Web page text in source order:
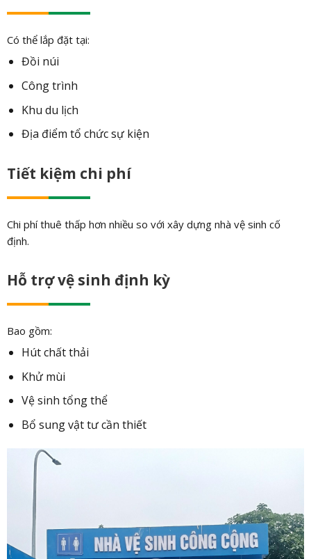
Có thể lắp đặt tại:
Đồi núi
Công trình
Khu du lịch
Địa điểm tổ chức sự kiện
Tiết kiệm chi phí
Chi phí thuê thấp hơn nhiều so với xây dựng nhà vệ sinh cố
định.
Hỗ trợ vệ sinh định kỳ
Bao gồm:
Hút chất thải
Khử mùi
Vệ sinh tổng thể
Bổ sung vật tư cần thiết